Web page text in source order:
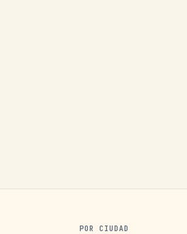
POR CIUDAD